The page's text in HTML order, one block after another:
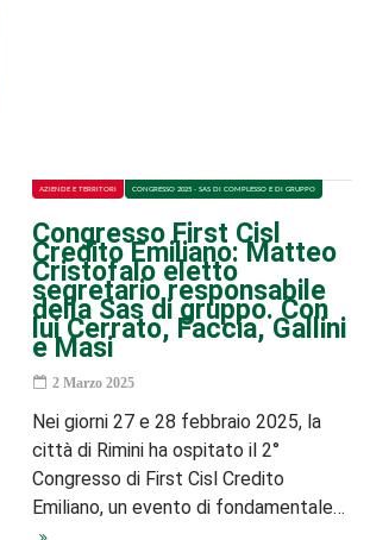
AZIENDE E TERRITORI CONGRESSO 2025 - SAS DI COMPLESSO E DI GRUPPO
Congresso First Cisl
Credito Emiliano: Matteo
Cristofalo eletto
segretario responsabile
della Sas di gruppo. Con
lui Cerrato, Faccia, Gallini
e Masi
2 Marzo 2025
Nei giorni 27 e 28 febbraio 2025, la
città di Rimini ha ospitato il 2°
Congresso di First Cisl Credito
Emiliano, un evento di fondamentale…